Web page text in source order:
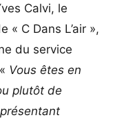
Calvi, le
« C Dans L’air »,
du service
Vous êtes en
plutôt de